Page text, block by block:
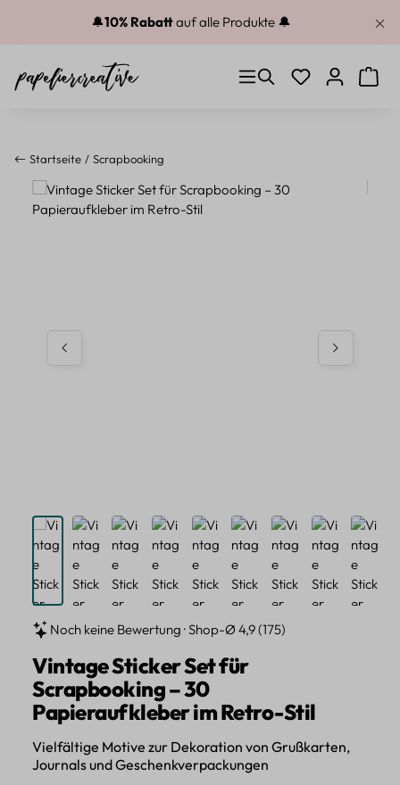
Zum Hauptinhalt springen
🔔10% Rabattauf alle Produkte 🔔
Du hast 0
Startseite Scrapbooking
Bildergalerie überspringen
Noch keine Bewertung · Shop-Ø 4,9 (175)
Vintage Sticker Set für
Scrapbooking – 30
Papieraufkleber im Retro-Stil
Vielfältige Motive zur Dekoration von Grußkarten,
Journals und Geschenkverpackungen